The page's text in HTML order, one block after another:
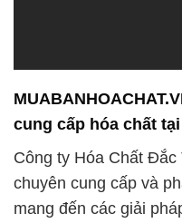
Công ty Hóa Chất
chuyên cung cấp và
mang đến các giải
trong việc giải quyết
công việc của họ. Với
mạnh, chúng tôi tự
lĩnh vực cung cấp hóa